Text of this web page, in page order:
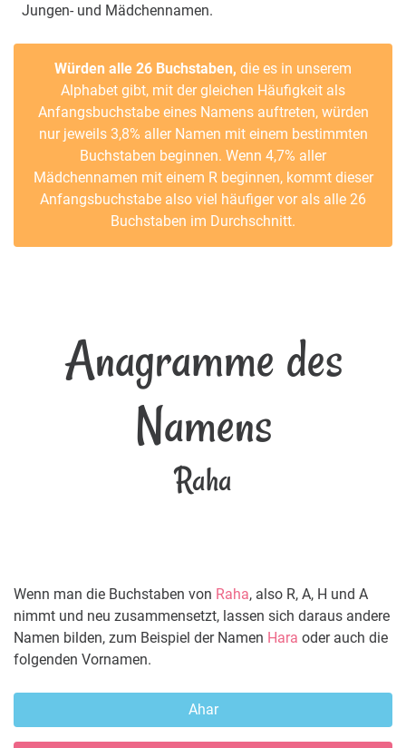
Jungen- und Mädchennamen.
Würden alle 26 Buchstaben, die es in unserem
Alphabet gibt, mit der gleichen Häufigkeit als
Anfangsbuchstabe eines Namens auftreten, würden
nur jeweils 3,8% aller Namen mit einem bestimmten
Buchstaben beginnen. Wenn 4,7% aller
Mädchennamen mit einem R beginnen, kommt dieser
Anfangsbuchstabe also viel häufiger vor als alle 26
Buchstaben im Durchschnitt.
Anagramme des
Namens
Raha
Wenn man die Buchstaben von Raha, also R, A, H und A
nimmt und neu zusammensetzt, lassen sich daraus andere
Namen bilden, zum Beispiel der Namen Hara oder auch die
folgenden Vornamen.
Ahar